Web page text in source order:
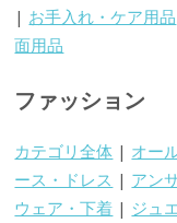
| お手入れ・ケア用品
面用品
ファッション
カテゴリ全体 | オー
ース・ドレス | アン
ウェア・下着 | ジュ